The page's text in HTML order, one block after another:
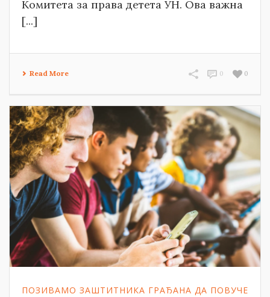
Комитета за права детета УН. Ова важна
[...]
Read More 0
0
ПОЗИВАМО ЗАШТИТНИКА ГРАЂАНА ДА ПОВУЧЕ